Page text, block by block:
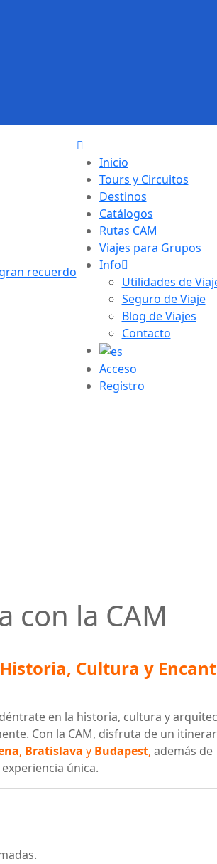
Inicio
Tours y Circuitos
Destinos
Catálogos
Rutas CAM
Viajes para Grupos
Info
Utilidades de
Seguro de Viaje
Blog de Viajes
Contacto
Acceso
Registro
con la CAM
Cultura y
en la historia, cultura y
Con la CAM, disfruta de un
, Bratislava y Budapest, además de
única.